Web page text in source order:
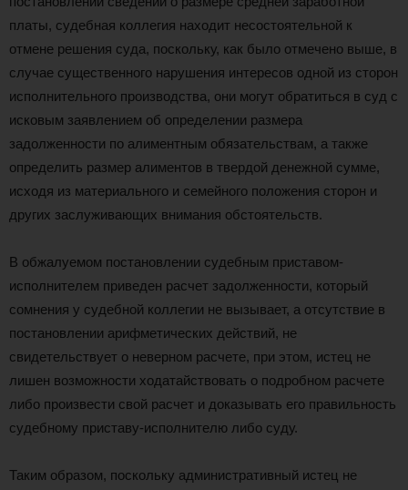
платы, судебная коллегия находит несостоятельной к
отмене решения суда, поскольку, как было отмечено выше, в
случае существенного нарушения интересов одной из сторон
исполнительного производства, они могут обратиться в суд с
исковым заявлением об определении размера
задолженности по алиментным обязательствам, а также
определить размер алиментов в твердой денежной сумме,
исходя из материального и семейного положения сторон и
других заслуживающих внимания обстоятельств.
В обжалуемом постановлении судебным приставом-
исполнителем приведен расчет задолженности, который
сомнения у судебной коллегии не вызывает, а отсутствие в
постановлении арифметических действий, не
свидетельствует о неверном расчете, при этом, истец не
лишен возможности ходатайствовать о подробном расчете
либо произвести свой расчет и доказывать его правильность
судебному приставу-исполнителю либо суду.
Таким образом, поскольку административный истец не